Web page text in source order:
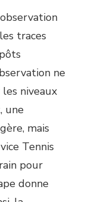
traces
ne
niveaux
une
mais
Tennis
pour
donne